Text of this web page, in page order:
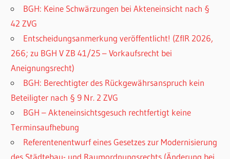
BGH: Keine Schwärzungen bei Akteneinsicht nach §
42 ZVG
Entscheidungsanmerkung veröffentlicht! (ZfIR 2026,
266; zu BGH V ZB 41/25 – Vorkaufsrecht bei
Aneignungsrecht)
BGH: Berechtigter des Rückgewährsanspruch kein
Beteiligter nach § 9 Nr. 2 ZVG
BGH – Akteneinsichtsgesuch rechtfertigt keine
Terminsaufhebung
Referentenentwurf eines Gesetzes zur Modernisierung
des Städtebau- und Raumordnungsrechts (Änderung bei